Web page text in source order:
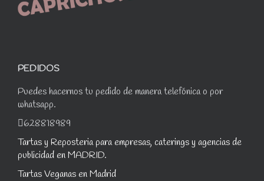
PEDIDOS
Puedes hacernos tu pedido de manera telefónica o por
whatsapp.
628818989
Tartas y Reposteria para empresas, caterings y agencias de
publicidad en MADRID.
Tartas Veganas en Madrid